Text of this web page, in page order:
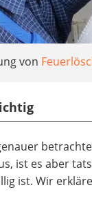
von
ist es aber
ist. Wir